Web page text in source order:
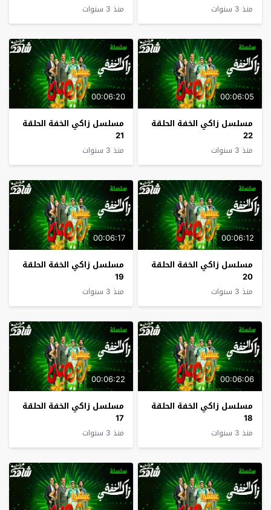
منذ 3 سنوات منذ 3 سنوات
00:06:05
مسلسل زاكي الخفة الحلقة
22
منذ 3 سنوات
00:06:20
مسلسل زاكي الخفة الحلقة
21
منذ 3 سنوات
00:06:12
مسلسل زاكي الخفة الحلقة
20
منذ 3 سنوات
00:06:17
مسلسل زاكي الخفة الحلقة
19
منذ 3 سنوات
00:06:06
مسلسل زاكي الخفة الحلقة
18
منذ 3 سنوات
00:06:22
مسلسل زاكي الخفة الحلقة
17
منذ 3 سنوات